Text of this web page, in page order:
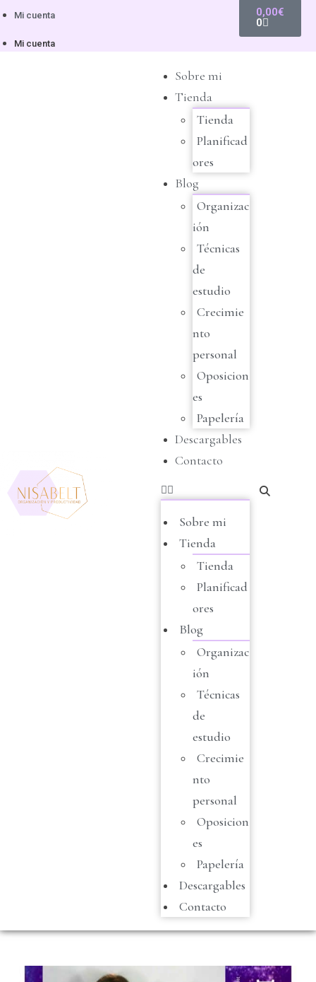
Mi cuenta
Mi cuenta
0,00€
0
Sobre mi
Tienda
Tienda
Planificad
ores
Blog
Organizac
ión
Técnicas
de
estudio
Crecimie
nto
personal
Oposicion
es
Papelería
Descargables
Contacto
Sobre mi
Tienda
Tienda
Planificad
ores
Blog
Organizac
ión
Técnicas
de
estudio
Crecimie
nto
personal
Oposicion
es
Papelería
Descargables
Contacto